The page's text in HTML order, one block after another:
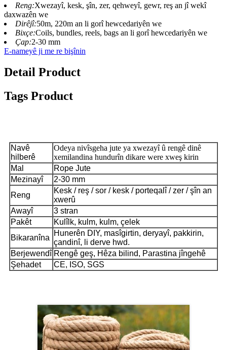
Reng:Xwezayî, kesk, şîn, zer, qehweyî, gewr, reş an jî wekî
daxwazên we
Dirêjî:50m, 220m an li gorî hewcedariyên we
Bixçe:Coils, bundles, reels, bags an li gorî hewcedariyên we
Çap:2-30 mm
E-nameyê ji me re bişînin
Detail Product
Tags Product
Navê
hilberê
Odeya nivîsgeha jute ya xwezayî û rengê dinê
xemilandina hundurîn dikare were xweş kirin
Mal
Rope Jute
Mezinayî
2-30 mm
Reng
Kesk / reş / sor / kesk / porteqalî / zer / şîn an
xwerû
Awayî
3 stran
Pakêt
Kulîlk, kulm, kulm, çelek
Bikaranîna
Hunerên DIY, masîgirtin, deryayî, pakkirin,
çandinî, li derve hwd.
Berjewendî Rengê geş, Hêza bilind, Parastina jîngehê
Şehadet
CE, ISO, SGS